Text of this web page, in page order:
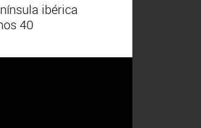
ibérica
40